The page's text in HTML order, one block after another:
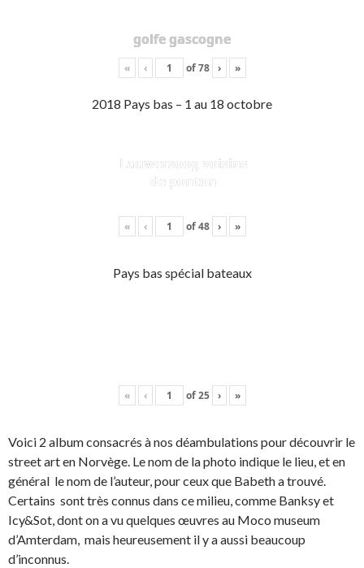
golfe gascogne
« ‹ of78 › »
2018 Pays bas – 1 au 18 octobre
Lauwersoog voisins
de ponton
« ‹ of48 › »
Pays bas spécial bateaux
« ‹ of25 › »
Voici 2 album consacrés à nos déambulations pour découvrir le
street art en Norvège. Le nom de la photo indique le lieu, et en
général le nom de l’auteur, pour ceux que Babeth a trouvé.
Certains sont très connus dans ce milieu, comme Banksy et
Icy&Sot, dont on a vu quelques œuvres au Moco museum
d’Amterdam, mais heureusement il y a aussi beaucoup
d’inconnus.